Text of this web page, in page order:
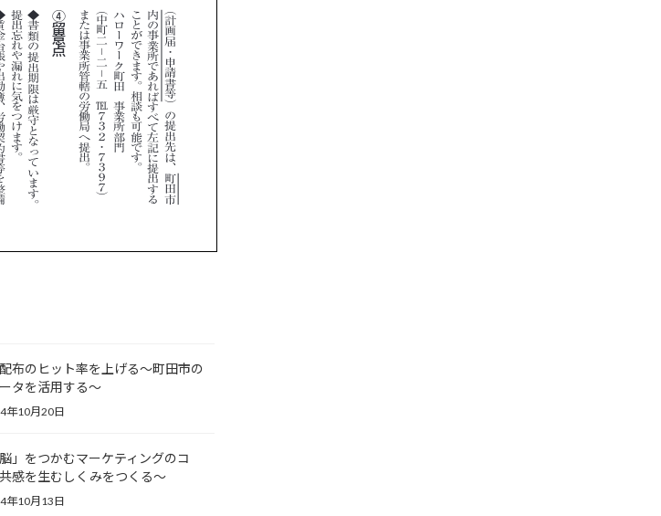
布のヒット率を上げる～町田市の
タを活用する～
年10月20日
脳」をつかむマーケティングのコ
感を生むしくみをつくる～
年10月13日